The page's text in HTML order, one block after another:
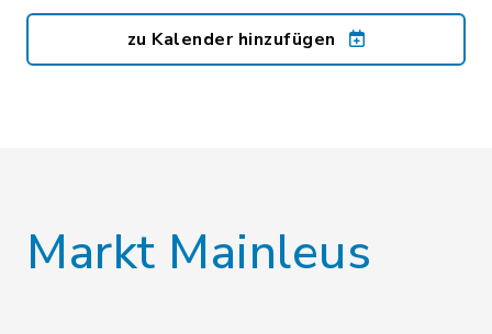
zu Kalender hinzufügen
Markt Mainleus